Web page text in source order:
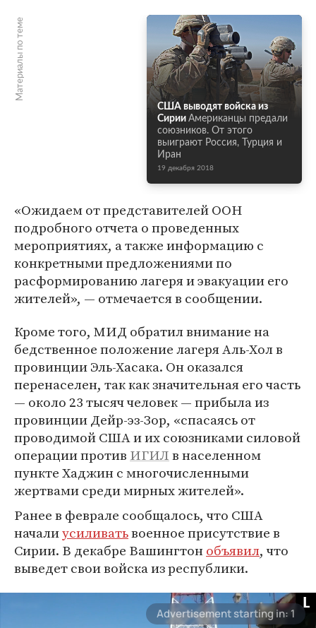
Материалы по теме
США выводят войска из
Сирии Американцы предали
союзников. От этого
выиграют Россия, Турция и
Иран
19 декабря 2018
«Ожидаем от представителей ООН
подробного отчета о проведенных
мероприятиях, а также информацию с
конкретными предложениями по
расформированию лагеря и эвакуации его
жителей», — отмечается в сообщении.
Кроме того, МИД обратил внимание на
бедственное положение лагеря Аль-Хол в
провинции Эль-Хасака. Он оказался
перенаселен, так как значительная его часть
— около 23 тысяч человек — прибыла из
провинции Дейр-эз-Зор, «спасаясь от
проводимой США и их союзниками силовой
операции против ИГИЛв населенном
пункте Хаджин с многочисленными
жертвами среди мирных жителей».
Ранее в феврале сообщалось, что США
началиусиливатьвоенное присутствие в
Сирии. В декабре Вашингтонобъявил, что
выведет свои войска из республики.